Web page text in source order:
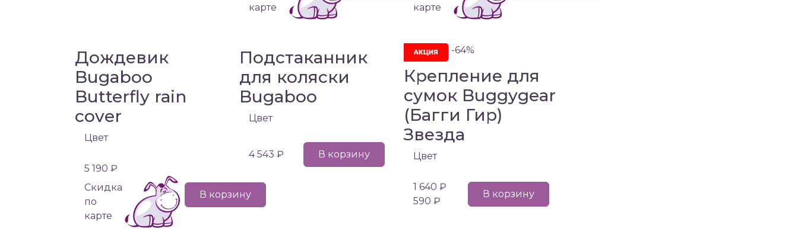
карте
карте
Дождевик
Bugaboo
Butterfly rain
cover
Цвет
5 190 ₽
Cкидка
по
карте
В корзину
Подстаканник
для коляски
Bugaboo
Цвет
4 543 ₽ В корзину
-64%
Крепление для
сумок Buggygear
(Багги Гир)
Звезда
Цвет
1 640 ₽
590 ₽
В корзину